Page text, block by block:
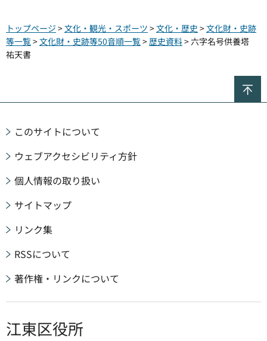
トップページ >文化・観光・スポーツ >文化・歴史 >文化財・史跡
等一覧>文化財・史跡等50音順一覧> 歴史資料> 六字名号供養塔
祐天書
このサイトについて
ウェブアクセシビリティ方針
個人情報の取り扱い
サイトマップ
リンク集
RSSについて
著作権・リンクについて
江東区役所